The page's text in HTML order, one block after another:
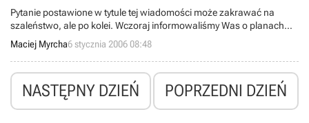
Pytanie postawione w tytule tej wiadomości może zakrawać na
szaleństwo, ale po kolei. Wczoraj informowaliśmy Was o planach
Microsoftu dotyczących wprowadzenia na rynek zewnętrznego
napędu HD-DVD. Nic dziwnego, iż w Internecie wprost roi się już od
wszelkiego rodzaju mniej lub bardziej profesjonalnych analiz tego
posunięcia.
Maciej Myrcha6 stycznia 2006 08:48
NASTĘPNY DZIEŃ POPRZEDNI DZIEŃ